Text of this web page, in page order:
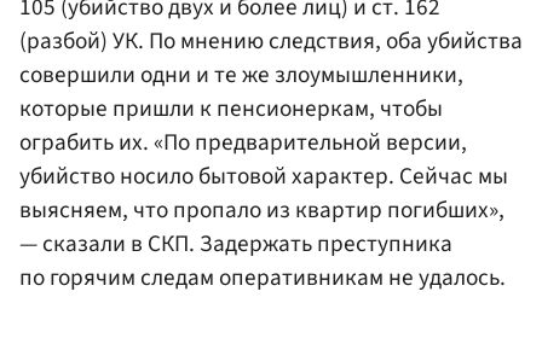
105 (убийство двух и более лиц) и ст. 162
(разбой) УК. По мнению следствия, оба убийства
совершили одни и те же злоумышленники,
которые пришли к пенсионеркам, чтобы
ограбить их. «По предварительной версии,
убийство носило бытовой характер. Сейчас мы
выясняем, что пропало из квартир погибших»,
— сказали в СКП. Задержать преступника
по горячим следам оперативникам не удалось.